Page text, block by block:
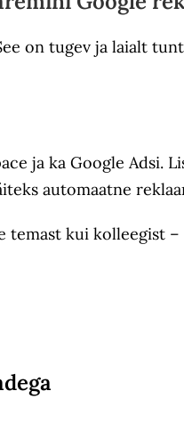
on tugev ja laialt
ja ka Google Adsi.
automaatne
kui kolleegist –